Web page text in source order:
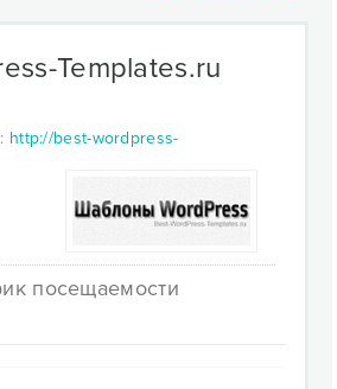
Templates.ru
http://best-wordpress-
посещаемости